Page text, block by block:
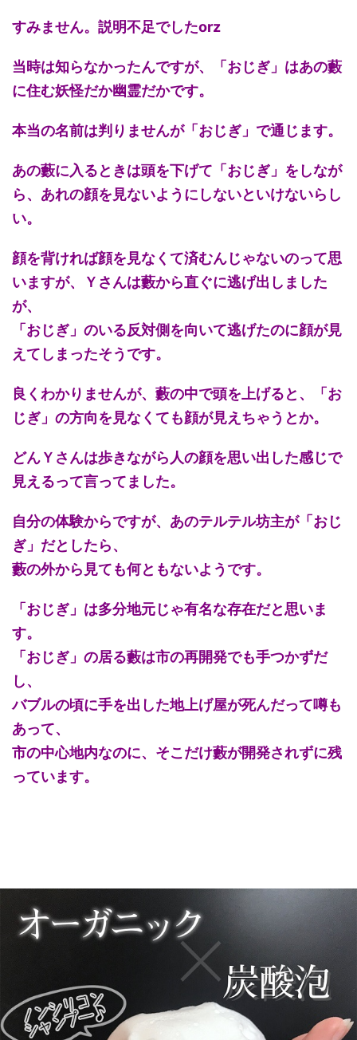
すみません。説明不足でしたorz
当時は知らなかったんですが、「おじぎ」はあの藪
に住む妖怪だか幽霊だかです。
本当の名前は判りませんが「おじぎ」で通じます。
あの藪に入るときは頭を下げて「おじぎ」をしなが
ら、あれの顔を見ないようにしないといけないらし
い。
顔を背ければ顔を見なくて済むんじゃないのって思
いますが、Ｙさんは藪から直ぐに逃げ出しました
が、
「おじぎ」のいる反対側を向いて逃げたのに顔が見
えてしまったそうです。
良くわかりませんが、藪の中で頭を上げると、「お
じぎ」の方向を見なくても顔が見えちゃうとか。
どんＹさんは歩きながら人の顔を思い出した感じで
見えるって言ってました。
自分の体験からですが、あのテルテル坊主が「おじ
ぎ」だとしたら、
藪の外から見ても何ともないようです。
「おじぎ」は多分地元じゃ有名な存在だと思いま
す。
「おじぎ」の居る藪は市の再開発でも手つかずだ
し、
バブルの頃に手を出した地上げ屋が死んだって噂も
あって、
市の中心地内なのに、そこだけ藪が開発されずに残
っています。